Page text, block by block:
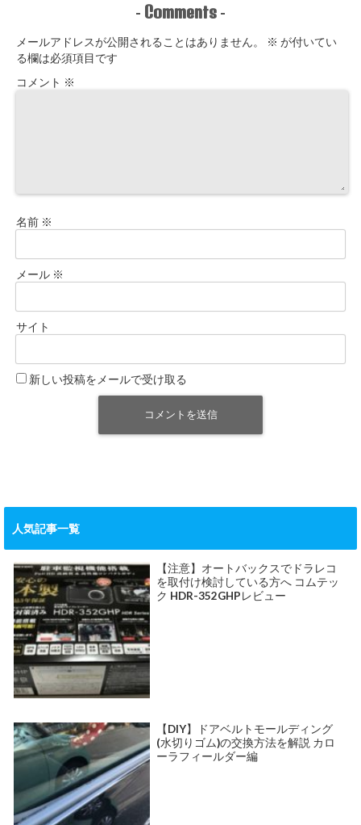
- Comments -
メールアドレスが公開されることはありません。 ※ が付いてい
る欄は必須項目です
コメント ※
名前 ※
メール ※
サイト
新しい投稿をメールで受け取る
人気記事一覧
【注意】オートバックスでドラレコ
を取付け検討している方へ コムテッ
ク HDR-352GHPレビュー
【DIY】ドアベルトモールディング
(水切りゴム)の交換方法を解説 カロ
ーラフィールダー編